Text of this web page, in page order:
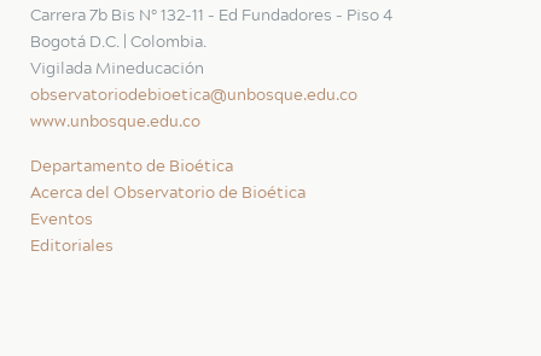
Carrera 7b Bis N° 132-11 - Ed Fundadores - Piso 4
Bogotá D.C. | Colombia.
Vigilada Mineducación
observatoriodebioetica@unbosque.edu.co
www.unbosque.edu.co
Departamento de Bioética
Acerca del Observatorio de Bioética
Eventos
Editoriales